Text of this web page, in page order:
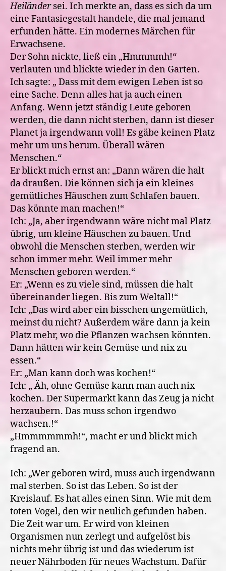
Heiländersei. Ich merkte an, dass es sich da um
eine Fantasiegestalt handele, die mal jemand
erfunden hätte. Ein modernes Märchen für
Erwachsene.
Der Sohn nickte, ließ ein „Hmmmmh!“
verlauten und blickte wieder in den Garten.
Ich sagte: „ Dass mit dem ewigen Leben ist so
eine Sache. Denn alles hat ja auch einen
Anfang. Wenn jetzt ständig Leute geboren
werden, die dann nicht sterben, dann ist dieser
Planet ja irgendwann voll! Es gäbe keinen Platz
mehr um uns herum. Überall wären
Menschen.“
Er blickt mich ernst an: „Dann wären die halt
da draußen. Die können sich ja ein kleines
gemütliches Häuschen zum Schlafen bauen.
Das könnte man machen!“
Ich: „Ja, aber irgendwann wäre nicht mal Platz
übrig, um kleine Häuschen zu bauen. Und
obwohl die Menschen sterben, werden wir
schon immer mehr. Weil immer mehr
Menschen geboren werden.“
Er: „Wenn es zu viele sind, müssen die halt
übereinander liegen. Bis zum Weltall!“
Ich: „Das wird aber ein bisschen ungemütlich,
meinst du nicht? Außerdem wäre dann ja kein
Platz mehr, wo die Pflanzen wachsen könnten.
Dann hätten wir kein Gemüse und nix zu
essen.“
Er: „Man kann doch was kochen!“
Ich: „ Äh, ohne Gemüse kann man auch nix
kochen. Der Supermarkt kann das Zeug ja nicht
herzaubern. Das muss schon irgendwo
wachsen.!“
„Hmmmmmmh!“, macht er und blickt mich
fragend an.
Ich: „Wer geboren wird, muss auch irgendwann
mal sterben. So ist das Leben. So ist der
Kreislauf. Es hat alles einen Sinn. Wie mit dem
toten Vogel, den wir neulich gefunden haben.
Die Zeit war um. Er wird von kleinen
Organismen nun zerlegt und aufgelöst bis
nichts mehr übrig ist und das wiederum ist
neuer Nährboden für neues Wachstum. Dafür